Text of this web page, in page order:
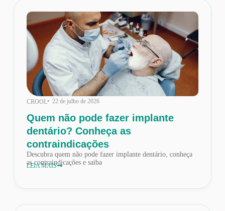
CROOL• 22 de julho de 2026
Quem não pode fazer implante
dentário? Conheça as
contraindicações
Descubra quem não pode fazer implante dentário, conheça
as contraindicações e saiba
LEIA MAIS